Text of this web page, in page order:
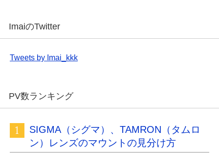
ImaiのTwitter
Tweets by Imai_kkk
PV数ランキング
SIGMA（シグマ）、TAMRON（タムロ
ン）レンズのマウントの見分け方